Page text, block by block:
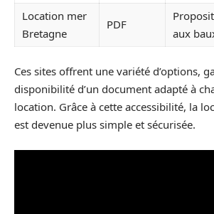
Location mer
Bretagne
PDF
aux
Ces sites offrent une variété d’options,
disponibilité d’un document adapté à
location. Grâce à cette accessibilité, la
est devenue plus simple et sécurisée.